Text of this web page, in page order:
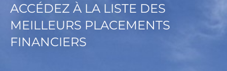
ACCÉDEZ À LA LISTE DES
MEILLEURS PLACEMENTS
FINANCIERS